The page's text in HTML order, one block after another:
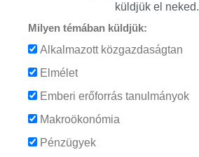
küldjük el neked.
Milyen témában küldjük:
Alkalmazott közgazdaságtan
Elmélet
Emberi erőforrás tanulmányok
Makroökonómia
Pénzügyek